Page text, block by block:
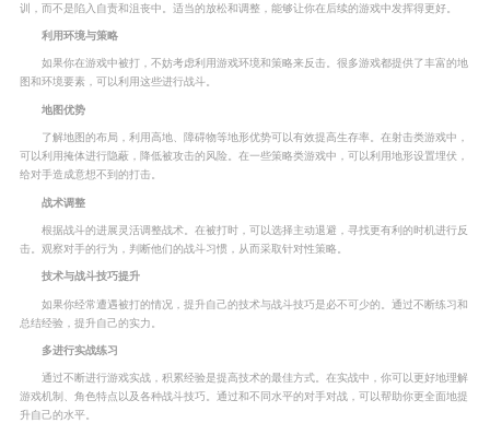
训，而不是陷入自责和沮丧中。适当的放松和调整，能够让你在后续的游戏中发挥得更好。
利用环境与策略
如果你在游戏中被打，不妨考虑利用游戏环境和策略来反击。很多游戏都提供了丰富的地
图和环境要素，可以利用这些进行战斗。
地图优势
了解地图的布局，利用高地、障碍物等地形优势可以有效提高生存率。在射击类游戏中，
可以利用掩体进行隐蔽，降低被攻击的风险。在一些策略类游戏中，可以利用地形设置埋伏，
给对手造成意想不到的打击。
战术调整
根据战斗的进展灵活调整战术。在被打时，可以选择主动退避，寻找更有利的时机进行反
击。观察对手的行为，判断他们的战斗习惯，从而采取针对性策略。
技术与战斗技巧提升
如果你经常遭遇被打的情况，提升自己的技术与战斗技巧是必不可少的。通过不断练习和
总结经验，提升自己的实力。
多进行实战练习
通过不断进行游戏实战，积累经验是提高技术的最佳方式。在实战中，你可以更好地理解
游戏机制、角色特点以及各种战斗技巧。通过和不同水平的对手对战，可以帮助你更全面地提
升自己的水平。